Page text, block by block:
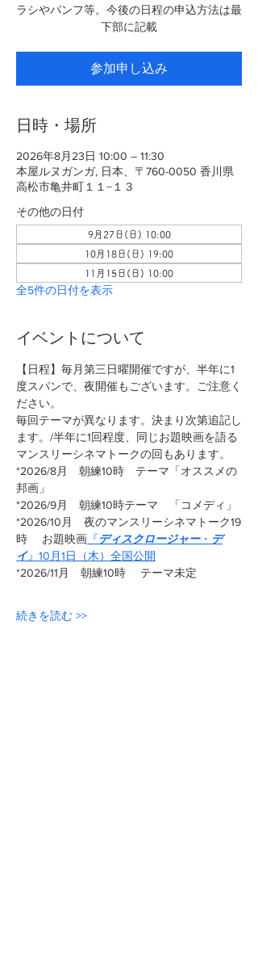
ラシやパンフ等。今後の日程の申込方法は最
下部に記載
参加申し込み
日時・場所
2026年8月23日 10:00 – 11:30
本屋ルヌガンガ, 日本、〒760-0050 香川県
高松市亀井町１１−１３
その他の日付
9月27日(日) 10:00
10月18日(日) 19:00
11月15日(日) 10:00
全5件の日付を表示
イベントについて
【日程】毎月第三日曜開催ですが、半年に1
度スパンで、夜開催もございます。ご注意く
ださい。
毎回テーマが異なります。決まり次第追記し
ます。/半年に1回程度、同じお題映画を語る
マンスリーシネマトークの回もあります。
*2026/8月　朝練10時　テーマ「オススメの
邦画」
*2026/9月　朝練10時テーマ　「コメディ」
*2026/10月　夜のマンスリーシネマトーク19
時 　お題映画 『ディスクロージャー・ デ
イ』10月1日（木）全国公開
*2026/11月　朝練10時　 テーマ未定
続きを読む >>